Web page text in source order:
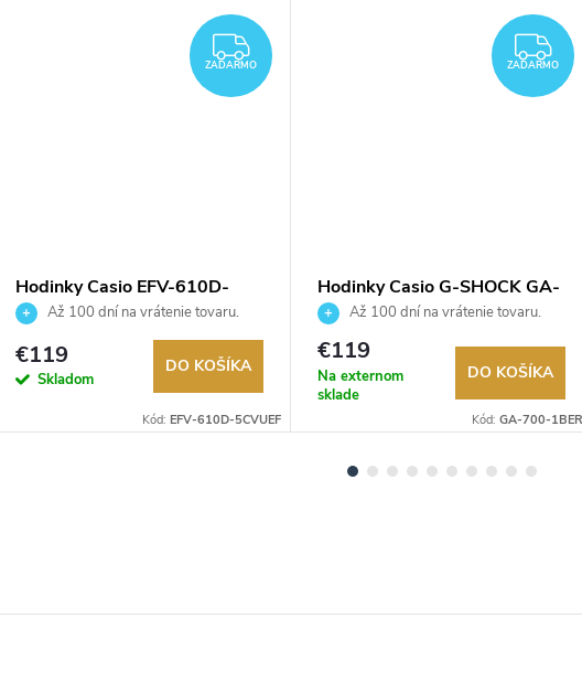
ZADARMO
ZADARMO
Hodinky Casio EFV-610D-
5CVUEFAž 100 dní na vrátenie tovaru.
Autorizovaný predajca.
€119
Skladom
DO KOŠÍKA
Kód: EFV-610D-5CVUEF
ZADARMO
Hodinky Casio G-SHOCK GA-
700-1BER
Až 100 dní na vrátenie tovaru.
Autorizovaný predajca.
€119
Na externom
sklade
DO KOŠÍKA
Kód: GA-700-1BER